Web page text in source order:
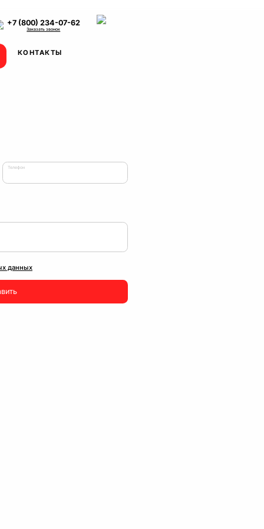
+7 (800) 234-07-62
Заказать звонок
КОНТАКТЫ
Телефон
данных